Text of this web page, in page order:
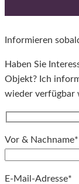
Informieren
Haben Sie
Objekt? Ich
wieder verfügbar
Vor & Nachname*
E-Mail-Adresse*